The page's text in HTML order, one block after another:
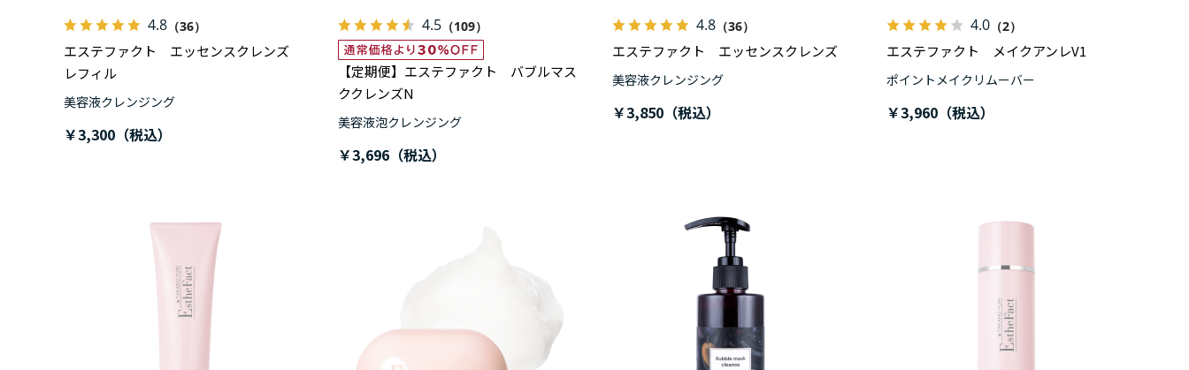
エステファクト エッセンスクレンズ
レフィル
美容液クレンジング
￥3,300
4.8 （36）
【定期便】エステファクト バブルマス
ククレンズN
美容液泡クレンジング
￥3,696
4.5 （109）
エステファクト エッセンスクレンズ
美容液クレンジング
￥3,850
4.8 （36）
エステファクト メイクアンレV1
ポイントメイクリムーバー
￥3,960
4.0 （2）